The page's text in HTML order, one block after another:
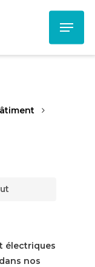
Menu
Close
électriques
nos